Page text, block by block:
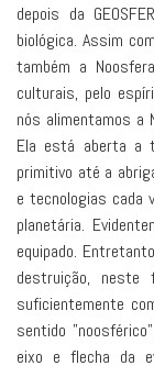
depois da
biológica. Assim
também a
culturais, pelo
nós alimentamos a
Ela está aberta a
primitivo até a
e tecnologias cada
planetária.
equipado.
destruição,
suficientemente
sentido
eixo e flecha da